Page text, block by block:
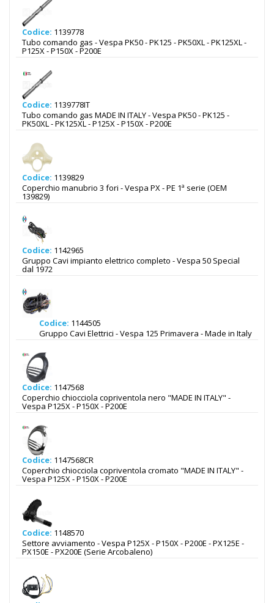
Codice: 1139778
Tubo comando gas - Vespa PK50 - PK125 - PK50XL - PK125XL -
P125X - P150X - P200E
Codice: 1139778IT
Tubo comando gas MADE IN ITALY - Vespa PK50 - PK125 -
PK50XL - PK125XL - P125X - P150X - P200E
Codice: 1139829
Coperchio manubrio 3 fori - Vespa PX - PE 1ª serie (OEM
139829)
Codice: 1142965
Gruppo Cavi impianto elettrico completo - Vespa 50 Special
dal 1972
Codice: 1144505
Gruppo Cavi Elettrici - Vespa 125 Primavera - Made in Italy
Codice: 1147568
Coperchio chiocciola copriventola nero "MADE IN ITALY" -
Vespa P125X - P150X - P200E
Codice: 1147568CR
Coperchio chiocciola copriventola cromato "MADE IN ITALY" -
Vespa P125X - P150X - P200E
Codice: 1148570
Settore avviamento - Vespa P125X - P150X - P200E - PX125E -
PX150E - PX200E (Serie Arcobaleno)